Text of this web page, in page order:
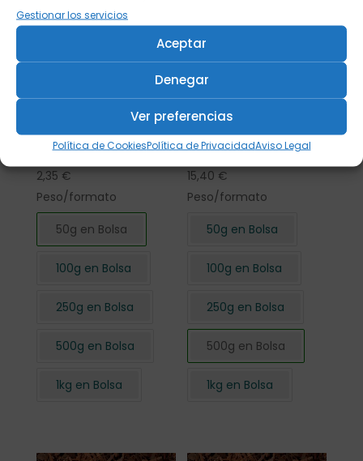
Gestionar los servicios
Aceptar
Denegar
Ver preferencias
Política de CookiesPolítica de PrivacidadAviso Legal
Flor de Hibisco
cortada 50 gr.
2,35 €
Peso/formato
50g en Bolsa
100g en Bolsa
250g en Bolsa
500g en Bolsa
1kg en Bolsa
Flor de Hibisco
cortada 500 gr.
15,40 €
Peso/formato
50g en Bolsa
100g en Bolsa
250g en Bolsa
500g en Bolsa
1kg en Bolsa